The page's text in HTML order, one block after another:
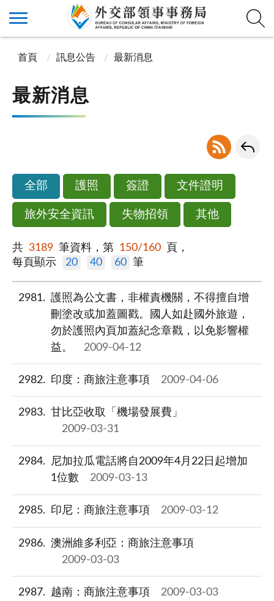
首頁 訊息公告 最新消息
最新消息
全部 護照 簽證 文件證明
旅外安全資訊 失物招領 其他
共 3189 筆資料，第 150/160
頁，
每頁顯示
20 40 60 筆
2981
護照為公文書，非權責機關，不得擅自增
刪塗改或加蓋圖戳。國人如赴國外旅遊，
勿於護照內頁加蓋紀念章戳，以免影響權
益。
2009-04-12
2982 印度：商旅注意事項 2009-04-06
2983
甘比亞收取「機場發展費」
2009-03-31
2984
尼加拉瓜電話將自2009年4月22日起增加
1位數
2009-03-13
2985 印尼：商旅注意事項 2009-03-12
2986
澳洲維多利亞：商旅注意事項
2009-03-03
2987 越南：商旅注意事項 2009-03-03